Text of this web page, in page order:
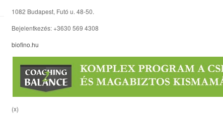
1082 Budapest, Futó u. 48-50.
Bejelentkezés: +3630 569 4308
biofino.hu
(x)